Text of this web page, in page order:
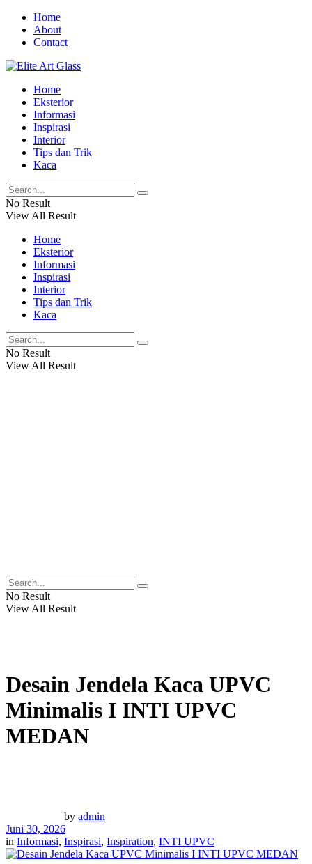
Home
About
Contact
Home
Eksterior
Informasi
Inspirasi
Interior
Tips dan Trik
Kaca
No Result
View All Result
Home
Eksterior
Informasi
Inspirasi
Interior
Tips dan Trik
Kaca
No Result
View All Result
No Result
View All Result
Desain Jendela Kaca UPVC
Minimalis I INTI UPVC
MEDAN
by admin
Juni 30, 2026
in Informasi, Inspirasi, Inspiration, INTI UPVC